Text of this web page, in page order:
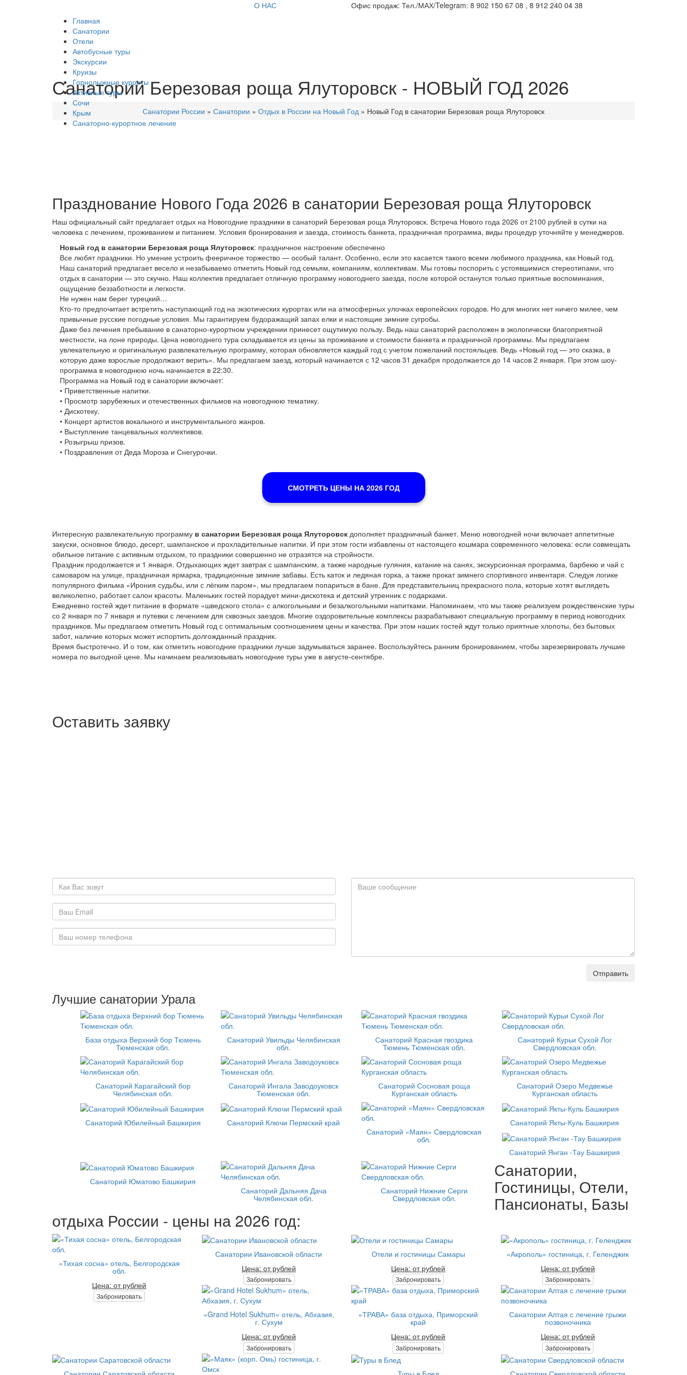
О НАС
Офис продаж: Тел./МАХ/Telegram: 8 902 150 67 08 , 8 912 240 04 38
Главная
Санатории
Отели
Автобусные туры
Экскурсии
Круизы
Горнолыжные курорты
Активные туры
Сочи
Крым
Санаторно-курортное лечение
Санаторий Березовая роща Ялуторовск - НОВЫЙ ГОД 2026
Санатории России » Санатории » Отдых в России на Новый Год » Новый Год в санатории Березовая роща Ялуторовск
Празднование Нового Года 2026 в санатории Березовая роща Ялуторовск
Наш официальный сайт предлагает отдых на Новогодние праздники в санаторий Березовая роща Ялуторовск. Встреча Нового года 2026 от 2100 рублей в сутки на
человека с лечением, проживанием и питанием. Условия бронирования и заезда, стоимость банкета, праздничная программа, виды процедур уточняйте у менеджеров.
Новый год в санатории Березовая роща Ялуторовск: праздничное настроение обеспечено
Все любят праздники. Но умение устроить фееричное торжество — особый талант. Особенно, если это касается такого всеми любимого праздника, как Новый год.
Наш санаторий предлагает весело и незабываемо отметить Новый год семьям, компаниям, коллективам. Мы готовы поспорить с устоявшимися стереотипами, что
отдых в санатории — это скучно. Наш коллектив предлагает отличную программу новогоднего заезда, после которой останутся только приятные воспоминания,
ощущение беззаботности и легкости.
Не нужен нам берег турецкий…
Кто-то предпочитает встретить наступающий год на экзотических курортах или на атмосферных улочках европейских городов. Но для многих нет ничего милее, чем
привычные русские погодные условия. Мы гарантируем будоражащий запах елки и настоящие зимние сугробы.
Даже без лечения пребывание в санаторно-курортном учреждении принесет ощутимую пользу. Ведь наш санаторий расположен в экологически благоприятной
местности, на лоне природы. Цена новогоднего тура складывается из цены за проживание и стоимости банкета и праздничной программы. Мы предлагаем
увлекательную и оригинальную развлекательную программу, которая обновляется каждый год с учетом пожеланий постояльцев. Ведь «Новый год — это сказка, в
которую даже взрослые продолжают верить». Мы предлагаем заезд, который начинается с 12 часов 31 декабря продолжается до 14 часов 2 января. При этом шоу-
программа в новогоднюю ночь начинается в 22:30.
Программа на Новый год в санатории включает:
• Приветственные напитки.
• Просмотр зарубежных и отечественных фильмов на новогоднюю тематику.
• Дискотеку.
• Концерт артистов вокального и инструментального жанров.
• Выступление танцевальных коллективов.
• Розыгрыш призов.
• Поздравления от Деда Мороза и Снегурочки.
СМОТРЕТЬ ЦЕНЫ НА 2026 ГОД
Интересную развлекательную программу в санатории Березовая роща Ялуторовск дополняет праздничный банкет. Меню новогодней ночи включает аппетитные
закуски, основное блюдо, десерт, шампанское и прохладительные напитки. И при этом гости избавлены от настоящего кошмара современного человека: если совмещать
обильное питание с активным отдыхом, то праздники совершенно не отразятся на стройности.
Праздник продолжается и 1 января. Отдыхающих ждет завтрак с шампанским, а также народные гуляния, катание на санях, экскурсионная программа, барбекю и чай с
самоваром на улице, праздничная ярмарка, традиционные зимние забавы. Есть каток и ледяная горка, а также прокат зимнего спортивного инвентаря. Следуя логике
популярного фильма «Ирония судьбы, или с лёгким паром», мы предлагаем попариться в бане. Для представительниц прекрасного пола, которые хотят выглядеть
великолепно, работает салон красоты. Маленьких гостей порадует мини-дискотека и детский утренник с подарками.
Ежедневно гостей ждет питание в формате «шведского стола» с алкогольными и безалкогольными напитками. Напоминаем, что мы также реализуем рождественские туры
со 2 января по 7 января и путевки с лечением для сквозных заездов. Многие оздоровительные комплексы разрабатывают специальную программу в период новогодних
праздников. Мы предлагаем отметить Новый год с оптимальным соотношением цены и качества. При этом наших гостей ждут только приятные хлопоты, без бытовых
забот, наличие которых может испортить долгожданный праздник.
Время быстротечно. И о том, как отметить новогодние праздники лучше задумываться заранее. Воспользуйтесь ранним бронированием, чтобы зарезервировать лучшие
номера по выгодной цене. Мы начинаем реализовывать новогодние туры уже в августе-сентябре.
Оставить заявку
Отправить
Лучшие санатории Урала
База отдыха Верхний бор Тюмень
Тюменская обл.
Санаторий Увильды Челябинская
обл.
Санаторий Красная гвоздика
Тюмень Тюменская обл.
Санаторий Курьи Сухой Лог
Свердловская обл.
Санаторий Карагайский бор
Челябинская обл.
Санаторий Ингала Заводоуковск
Тюменская обл.
Санаторий Сосновая роща
Курганская область
Санаторий Озеро Медвежье
Курганская область
Санаторий Юбилейный Башкирия
Санаторий Ключи Пермский край
Санаторий «Маян» Свердловская
обл.
Санаторий Якты-Куль Башкирия
Санаторий Янган -Тау Башкирия
Санаторий Юматово Башкирия
Санаторий Дальняя Дача
Челябинская обл.
Санаторий Нижние Серги
Свердловская обл.
Санатории,
Гостиницы, Отели,
Пансионаты, Базы
отдыха России - цены на 2026 год:
«Тихая сосна» отель, Белгородская
обл.
Цена: от рублей
Забронировать
Санатории Ивановской области
Цена: от рублей
Забронировать
Отели и гостиницы Самары
Цена: от рублей
Забронировать
«Акрополь» гостиница, г. Геленджик
Цена: от рублей
Забронировать
«Grand Hotel Sukhum» отель, Абхазия,
г. Сухум
Цена: от рублей
Забронировать
«ТРАВА» база отдыха, Приморский
край
Цена: от рублей
Забронировать
Санатории Алтая с лечение грыжи
позвоночника
Цена: от рублей
Забронировать